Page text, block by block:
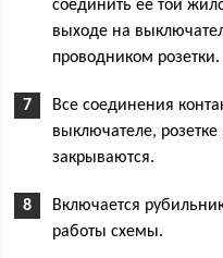
соединить ее той
выходе на
проводником розетки.
Все соединения
выключателе,
закрываются.
Включается
работы схемы.